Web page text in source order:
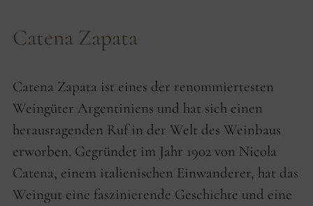
Catena Zapata
Catena Zapata ist eines der renommiertesten
Weingüter Argentiniens und hat sich einen
herausragenden Ruf in der Welt des Weinbaus
erworben. Gegründet im Jahr 1902 von Nicola
Catena, einem italienischen Einwanderer, hat das
Weingut eine faszinierende Geschichte und eine